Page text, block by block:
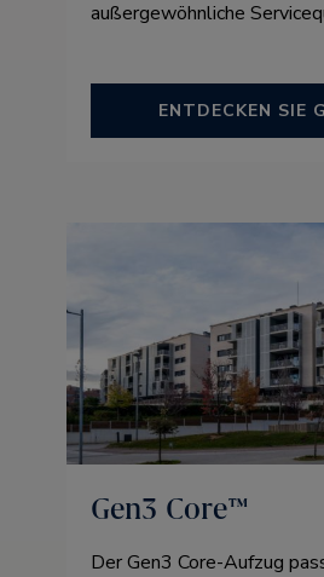
außergewöhnliche
ENTDECKEN SIE
Gen3 Core™
Der Gen3 Core-Aufzug